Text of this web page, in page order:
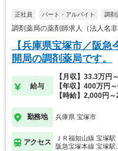
正社員 パート・アルバイト 調剤
調剤薬局の薬剤師求人（法人名
【兵庫県宝塚市／阪
開局の調剤薬局です。
給与
【月収】33.3万円
【年収】400万円
【時給】2,000円
勤務地 兵庫県 宝塚市
アクセス
ＪＲ福知山線 宝塚駅
阪急宝塚本線 宝塚